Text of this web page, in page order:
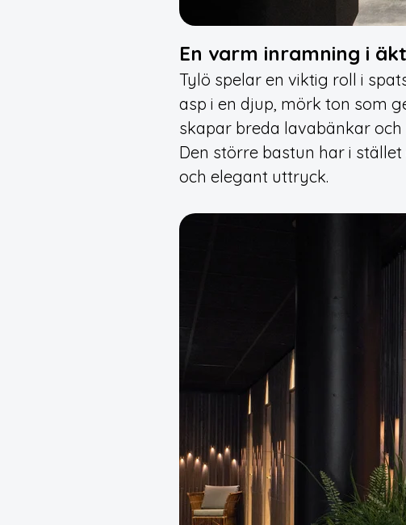
En varm inramning i
Tylö spelar en viktig roll i
asp i en djup, mörk ton som
skapar breda lavabänkar
Den större bastun har i
och elegant uttryck.